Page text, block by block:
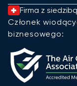
Firma z
Członek
biznesowego: